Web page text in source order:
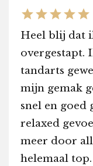
starstarstarstarstar
Heel blij dat
overgestapt.
tandarts
mijn gemak
snel en goed
relaxed
meer door
helemaal